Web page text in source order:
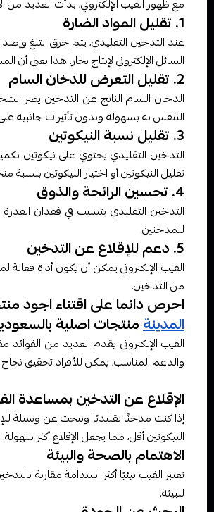
مع ظهور الفيب الإلكتروني، بدأت العديد من
1. تقليل المواد الضارة
عند التدخين التقليدي، يتم حرق التبغ
السائل الإلكتروني لإنتاج بخار. هذا يعني
2. تقليل التعرض للدخان السام
الدخان السام الناتج عن التدخين يضر
التنفس به بسهولة وبدون تأثيرات جانبية
3. تقليل نسبة النيكوتين
التدخين التقليدي يحتوي على نيكوتين
تقليل النيكوتين أو اختيار النيكوتين بنسبة
4. تحسين الرائحة والذوق
التدخين التقليدي يتسبب في فقدان
للمدخنين.
5. دعم للإقلاع عن التدخين
الفيب الإلكتروني يمكن أن يكون أداة
من التدخين.
احرص دائما على اقتناء اجود
المدينةمنتجات اصلية
الفيب الإلكتروني يقدم العديد من
والدعم المناسب، يمكن للأفراد تحقيق
الإقلاع عن التدخين بمساعدة
إذا كنت مدخنًا تقليديًا وتبحث عن وسيلة
النيكوتين أقل، مما يجعل الإقلاع أكثر
الاهتمام بالصحة والبيئة
تعتبر الفيب بيئيًا أكثر استدامة مقارنة
للبيئة.